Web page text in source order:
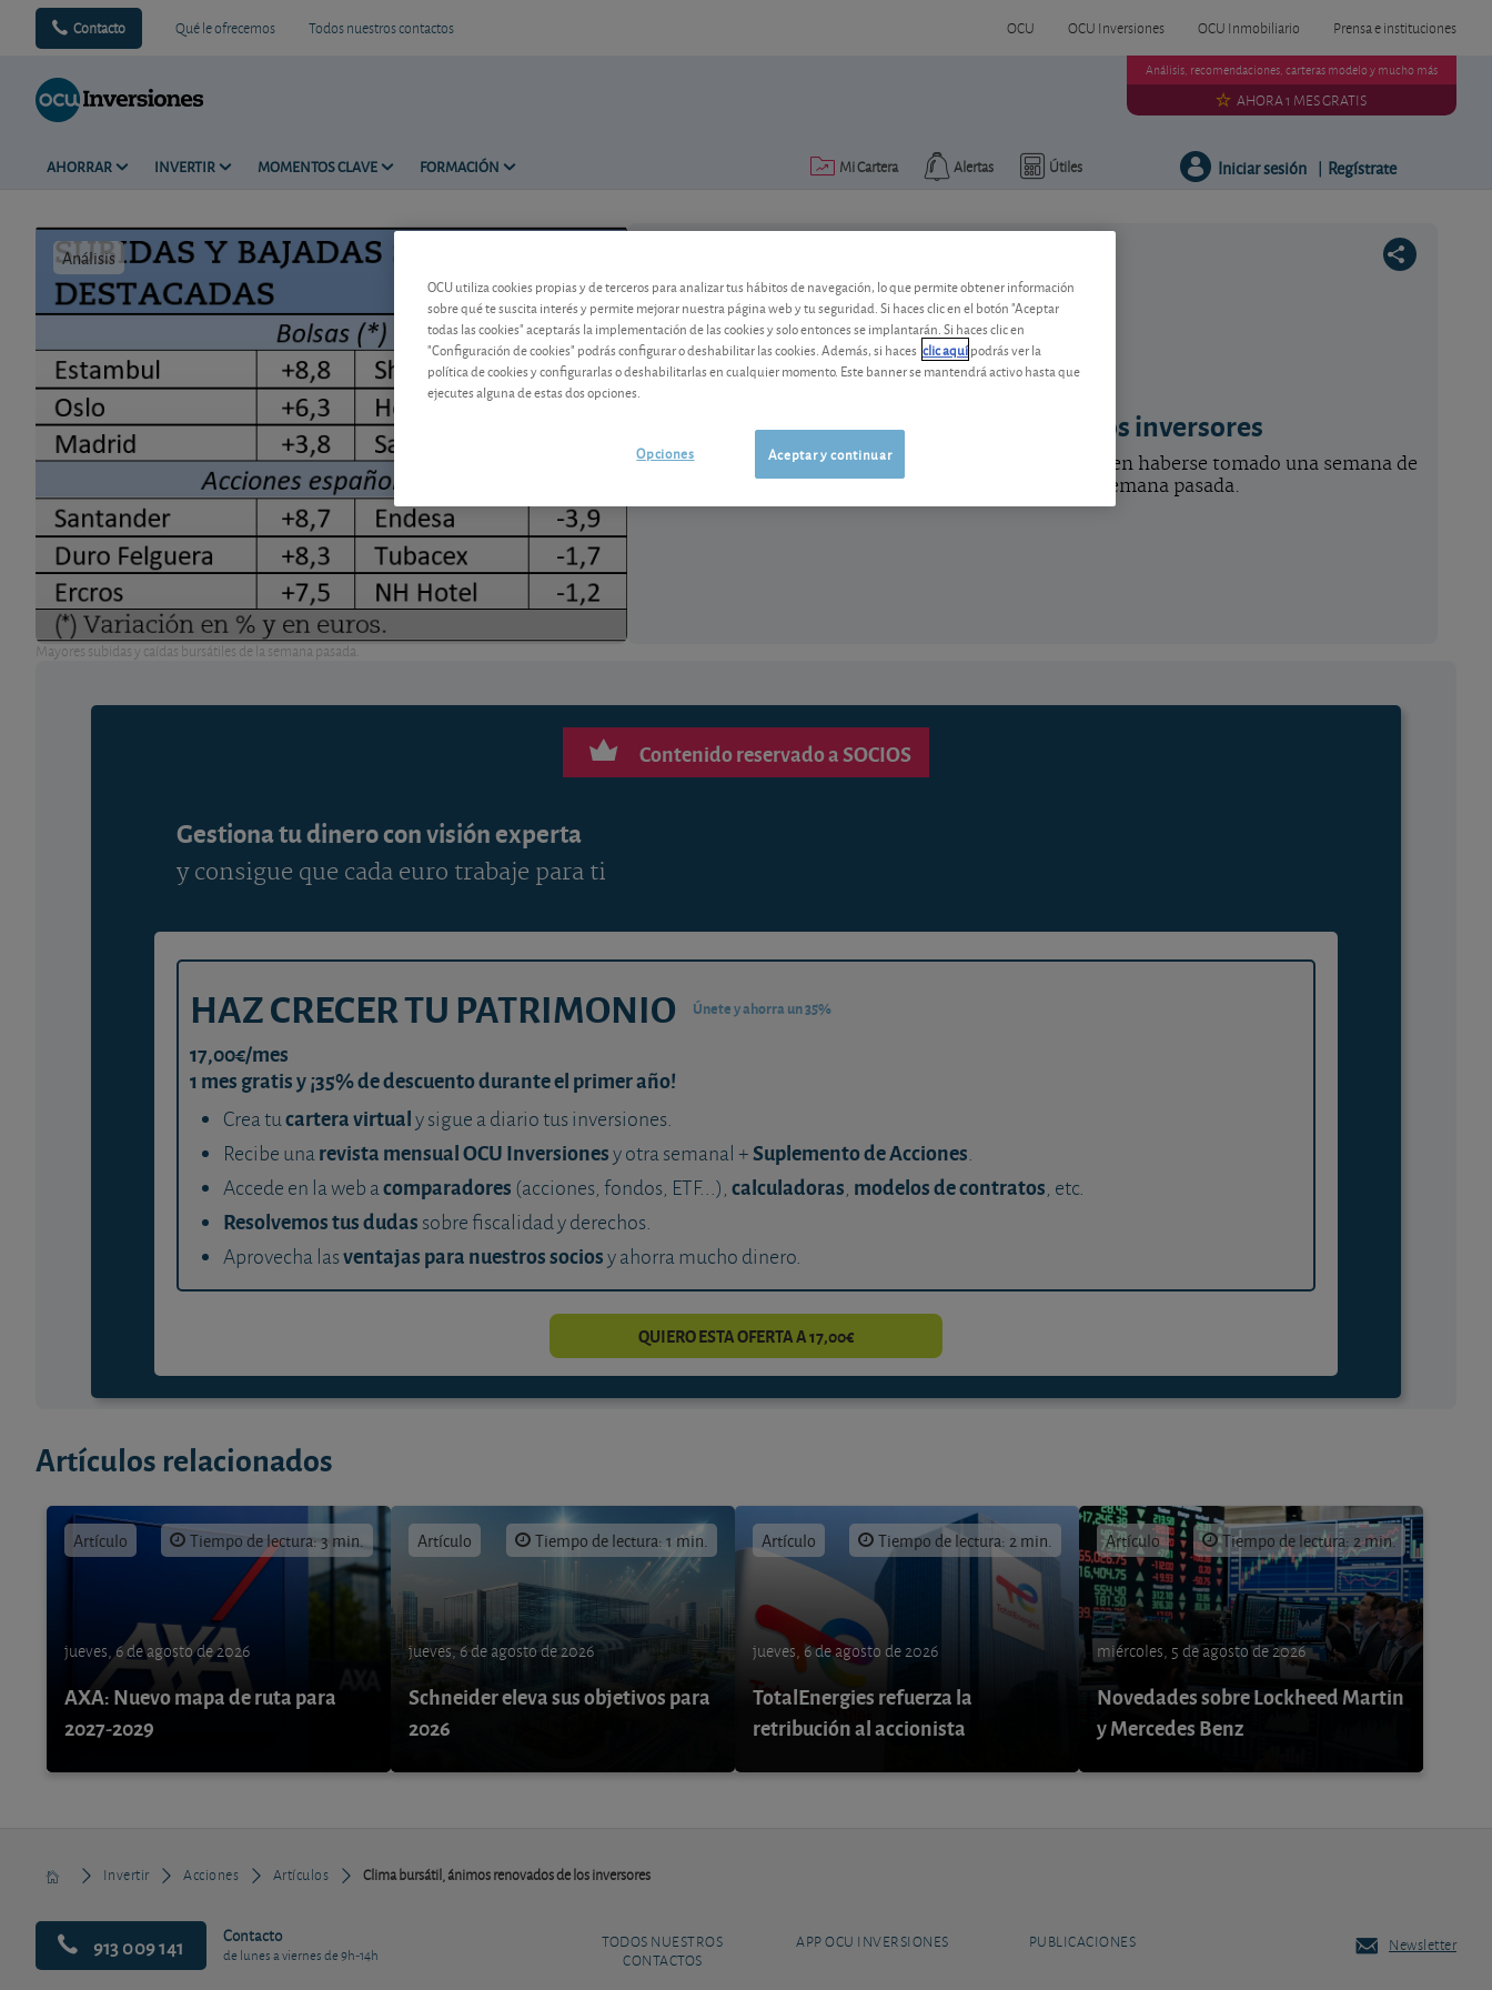
Contacto Qué le ofrecemos Todos nuestros contactos OCU OCU Inversiones OCU Inmobiliario Prensa e instituciones
AHORRAR INVERTIR MOMENTOS CLAVE FORMACIÓN Útiles
Alertas
Mi Cartera
Análisis, recomendaciones, carteras modelo y mucho más
AHORA 1 MES GRATIS
Iniciar sesión | Regístrate
Análisis
Mayores subidas y caídas bursátiles de la semana pasada.
Clima bursátil, ánimos renovados de los inversores
Sin noticias económicas destacables, las bolsas parecen haberse tomado una semana de
asueto. Vea las mayores subidas y caídas durante la semana pasada.
Contenido reservado a SOCIOS
Gestiona tu dinero con visión experta
y consigue que cada euro trabaje para ti
HAZ CRECER TU PATRIMONIO Únete y ahorra un 35%
17,00€/mes
1 mes gratis y ¡35% de descuento durante el primer año!
Crea tucartera virtualy sigue a diario tus inversiones.
Recibe unarevista mensual OCU Inversionesy otra semanal +Suplemento de Acciones.
Accede en la web acomparadores (acciones, fondos, ETF...), calculadoras, modelos de contratos, etc.
Resolvemos tus dudas sobre fiscalidad y derechos.
Aprovecha lasventajas para nuestros sociosy ahorra mucho dinero.
QUIERO ESTA OFERTA A 17,00€
Artículos relacionados
Artículo Tiempo de lectura: 3 min.
jueves, 6 de agosto de 2026
AXA: Nuevo mapa de ruta para
2027-2029
Artículo Tiempo de lectura: 1 min.
jueves, 6 de agosto de 2026
Schneider eleva sus objetivos para
2026
Artículo Tiempo de lectura: 2 min.
jueves, 6 de agosto de 2026
TotalEnergies refuerza la
retribución al accionista
Artículo Tiempo de lectura: 2 min.
miércoles, 5 de agosto de 2026
Novedades sobre Lockheed Martin
y Mercedes Benz
Invertir Acciones Artículos Clima bursátil, ánimos renovados de los inversores
913 009 141 Contacto
de lunes a viernes de 9h-14h
TODOS NUESTROS
CONTACTOS
APP OCU INVERSIONES PUBLICACIONES Newsletter
OCU utiliza cookies propias y de terceros para analizar tus hábitos de navegación, lo que permite obtener información
sobre qué te suscita interés y permite mejorar nuestra página web y tu seguridad. Si haces clic en el botón "Aceptar
todas las cookies" aceptarás la implementación de las cookies y solo entonces se implantarán. Si haces clic en
"Configuración de cookies" podrás configurar o deshabilitar las cookies. Además, si haces clic aquípodrás ver la
política de cookies y configurarlas o deshabilitarlas en cualquier momento. Este banner se mantendrá activo hasta que
ejecutes alguna de estas dos opciones.
Aceptar y continuar
Opciones